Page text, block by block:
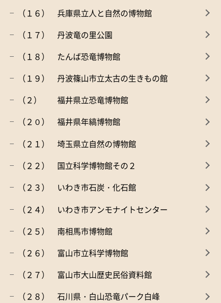
（１６） 兵庫県立人と自然の博物館
（１７） 丹波竜の里公園
（１８） たんば恐竜博物館
（１９） 丹波篠山市立太古の生きもの館
（２） 福井県立恐竜博物館
（２０） 福井県年縞博物館
（２１） 埼玉県立自然の博物館
（２２） 国立科学博物館その２
（２３） いわき市石炭・化石館
（２４） いわき市アンモナイトセンター
（２５） 南相馬市博物館
（２６） 富山市立科学博物館
（２７） 富山市大山歴史民俗資料館
（２８） 石川県・白山恐竜パーク白峰